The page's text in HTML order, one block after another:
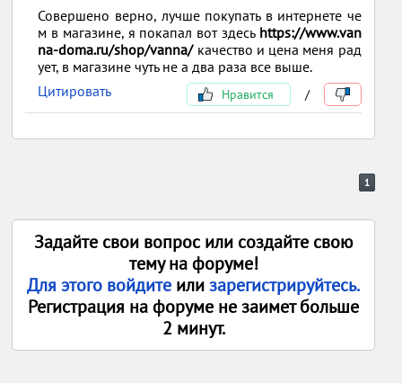
Совершено верно, лучше покупать в интернете че
м в магазине, я покапал вот здесь https://www.van
na-doma.ru/shop/vanna/качество и цена меня рад
ует, в магазине чуть не а два раза все выше.
Цитировать
Нравится /
1
Задайте свои вопрос или создайте свою
тему на форуме!
Для этого войдите илизарегистрируйтесь.
Регистрация на форуме не заимет больше
2 минут.